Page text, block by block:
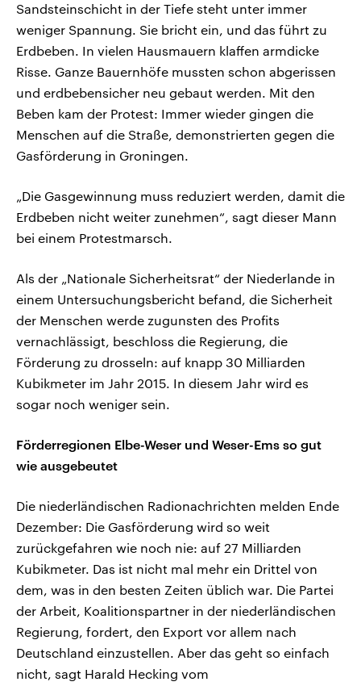
Sandsteinschicht in der Tiefe steht unter immer
weniger Spannung. Sie bricht ein, und das führt zu
Erdbeben. In vielen Hausmauern klaffen armdicke
Risse. Ganze Bauernhöfe mussten schon abgerissen
und erdbebensicher neu gebaut werden. Mit den
Beben kam der Protest: Immer wieder gingen die
Menschen auf die Straße, demonstrierten gegen die
Gasförderung in Groningen.
„Die Gasgewinnung muss reduziert werden, damit die
Erdbeben nicht weiter zunehmen“, sagt dieser Mann
bei einem Protestmarsch.
Als der „Nationale Sicherheitsrat“ der Niederlande in
einem Untersuchungsbericht befand, die Sicherheit
der Menschen werde zugunsten des Profits
vernachlässigt, beschloss die Regierung, die
Förderung zu drosseln: auf knapp 30 Milliarden
Kubikmeter im Jahr 2015. In diesem Jahr wird es
sogar noch weniger sein.
Förderregionen Elbe-Weser und Weser-Ems so gut
wie ausgebeutet
Die niederländischen Radionachrichten melden Ende
Dezember: Die Gasförderung wird so weit
zurückgefahren wie noch nie: auf 27 Milliarden
Kubikmeter. Das ist nicht mal mehr ein Drittel von
dem, was in den besten Zeiten üblich war. Die Partei
der Arbeit, Koalitionspartner in der niederländischen
Regierung, fordert, den Export vor allem nach
Deutschland einzustellen. Aber das geht so einfach
nicht, sagt Harald Hecking vom